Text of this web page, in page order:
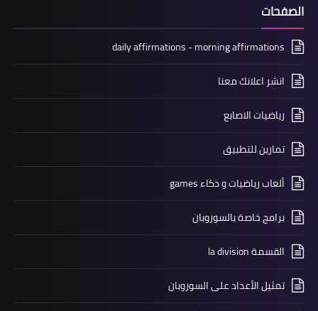
الصفحات
daily affirmations - morning affirmations
انشر اعلانك معنا
رياضيات الاصابع
تمارين للتطبيق
ألعاب رياضيات و ذكاء games
برامج خاصة بالسوروبان
القسمة la division
تمثيل الأعداد على السوروبان